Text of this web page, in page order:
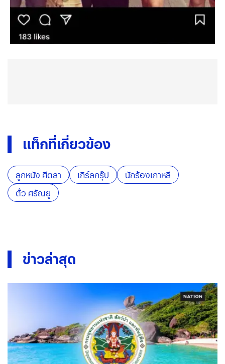
แท็กที่เกี่ยวข้อง
ลูกหนัง ศีตลา เกิร์ลกรุ๊ป
นักร้องเกาหลี
ตั้ว ศรัณยู
ข่าวล่าสุด